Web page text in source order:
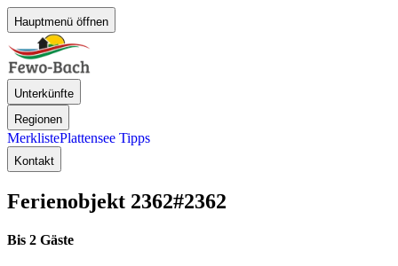
Hauptmenü öffnen
Unterkünfte
Regionen
MerklistePlattensee Tipps
Kontakt
Ferienobjekt 2362#2362
Bis 2 Gäste